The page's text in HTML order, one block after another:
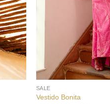
SALE
Vestido Bonita